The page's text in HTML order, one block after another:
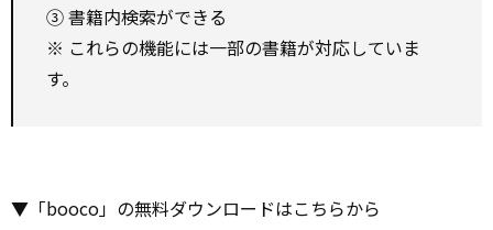
③ 書籍内検索ができる
※ これらの機能には一部の書籍が対応していま
す。
▼「booco」の無料ダウンロードはこちらから